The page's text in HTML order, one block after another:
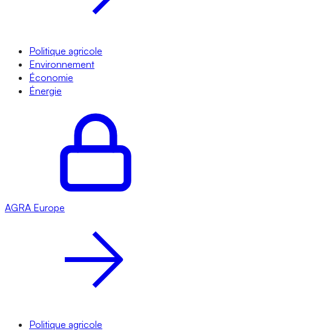
Politique agricole
Environnement
Économie
Énergie
AGRA Europe
Politique agricole